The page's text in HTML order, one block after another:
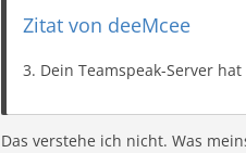
Zitat von deeMcee
3. Dein Teamspeak-Server
Das verstehe ich nicht. Was